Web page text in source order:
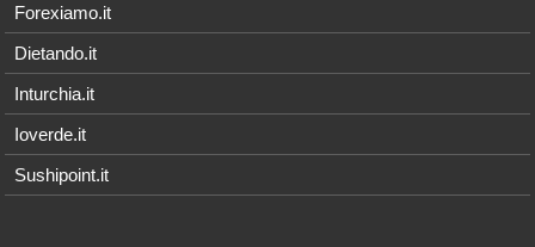
Forexiamo.it
Dietando.it
Inturchia.it
Ioverde.it
Sushipoint.it